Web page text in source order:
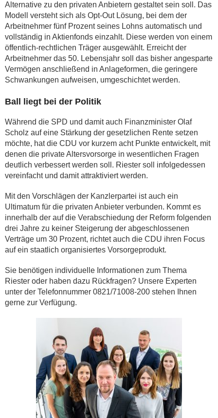
Alternative zu den privaten Anbietern gestaltet sein soll. Das
Modell versteht sich als Opt-Out Lösung, bei dem der
Arbeitnehmer fünf Prozent seines Lohns automatisch und
vollständig in Aktienfonds einzahlt. Diese werden von einem
öffentlich-rechtlichen Träger ausgewählt. Erreicht der
Arbeitnehmer das 50. Lebensjahr soll das bisher angesparte
Vermögen anschließend in Anlageformen, die geringere
Schwankungen aufweisen, umgeschichtet werden.
Ball liegt bei der Politik
Während die SPD und damit auch Finanzminister Olaf
Scholz auf eine Stärkung der gesetzlichen Rente setzen
möchte, hat die CDU vor kurzem acht Punkte entwickelt, mit
denen die private Altersvorsorge in wesentlichen Fragen
deutlich verbessert werden soll. Riester soll infolgedessen
vereinfacht und damit attraktiviert werden.
Mit den Vorschlägen der Kanzlerpartei ist auch ein
Ultimatum für die privaten Anbieter verbunden. Kommt es
innerhalb der auf die Verabschiedung der Reform folgenden
drei Jahre zu keiner Steigerung der abgeschlossenen
Verträge um 30 Prozent, richtet auch die CDU ihren Focus
auf ein staatlich organisiertes Vorsorgeprodukt.
Sie benötigen individuelle Informationen zum Thema
Riester oder haben dazu Rückfragen? Unsere Experten
unter der Telefonnummer 0821/71008-200 stehen Ihnen
gerne zur Verfügung.